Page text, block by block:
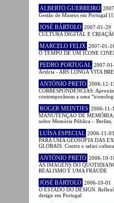
ALBERTO GUERREIRO
Gestão de Museus em Portugal
JOSÉ BÁRTOLO 2007-01-29
CULTURA DIGITAL E
MARCELO FELIX 2007-01-
O TEMPO DE UM ÍCONE
PEDRO PORTUGAL 2007-
Artória - ARS LONGA VITA
ANTÓNIO PRETO 2006-12-
CORRESPONDÊNCIAS:
contemporâneas a uma
ROGER MEINTJES 2006-11-
MANUTENÇÃO DE MEMÓRIA:
sobre Memória Pública – Berlim,
LUÍSA ESPECIAL 2006-11-03
PARA UMA GEOSOFIA DAS
GLOBAIS. Contra o safari
ANTÓNIO PRETO 2006-10-
AS IMAGENS DO
REALISMO É UMA FRAUDE
JOSÉ BÁRTOLO 2006-10-01
O ESTADO DO DESIGN.
design em Portugal